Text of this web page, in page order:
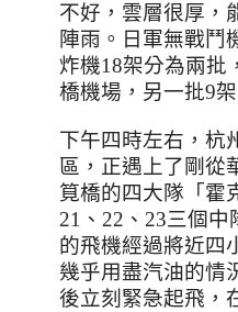
不好，雲層很厚，
陣雨。日軍無戰鬥
炸機18架分為兩批
橋機場，另一批9
下午四時左右，杭
區，正遇上了剛從
筧橋的四大隊「霍
21 、 22 、 23三個中
的飛機經過將近四
幾乎用盡汽油的情
後立刻緊急起飛，